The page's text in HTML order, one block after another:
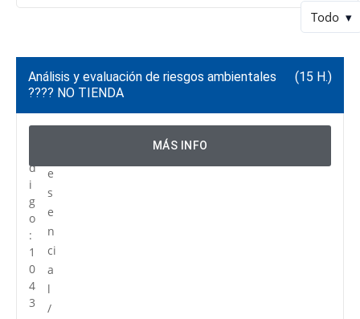
Todo ▾
Análisis y evaluación de riesgos ambientales
???? NO TIENDA
(15 H.)
d
i
g
o
:
1
0
4
3
e
s
e
n
ci
a
l
/
MÁS INFO